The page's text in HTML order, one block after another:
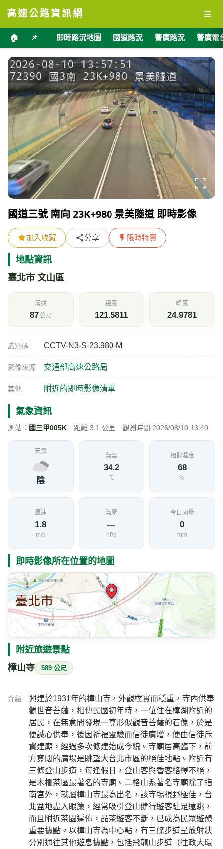
高速公路資訊網 ≡
🏠 📌 即時路況地圖 國道路況 警廣路況 警廣電
國道三號 南向 23K+980 景美隧道 即時影像
加入收藏 分享 限時特賣
地點資訊
臺北市 文山區
海拔
87公尺
經度
121.5811
緯度
24.9781
識別碼 CCTV-N3-S-23.980-M
影像來源 交通部高速公路局
其他 附近的即時影像清單
氣象資訊
測站： 國三甲005K 距離 3.1 公里 觀測時間 2026/08/10 13:40
天氣
陰
氣溫
34.2
℃
相對濕度
68
%
風速
1.8
m/s
氣壓
—
hPa
今日雨量
0
mm
即時影像所在位置的地圖
附近旅遊景點
樟山寺 589 公尺
介紹
興建於1931年的樟山寺，外觀樸實而穩重，寺內供奉
觀世音菩薩，相傳民國初年時，一位住在樟湖附近的
居民，在無意間發現一尊形似觀音菩薩的石像，於是
便誠心供奉，後因祈福靈驗而信徒廣增，便由信徒斥
資建廟，經過多次修建始成今貌。寺廟居高臨下，前
方寬闊的廣場是眺望大台北市區的絕佳地點。附近有
三條登山步道，每逢假日，登山客與香客絡繹不絕，
是木柵茶區最著名的寺廟。二格山系著名寺廟除了指
南宮外，就屬樟山寺最為出名，該寺埸視野極佳，台
北盆地盡入眼簾，經常吸引登山健行遊客駐足遠眺，
而且附近茶園遍佈，品茶遊客不斷，已成為民眾遊憩
重要據點。以樟山寺為中心點，有三條步道呈放射狀
分別通往其他遊息據點，包括飛龍山步道（往政大環